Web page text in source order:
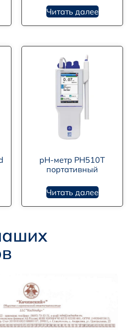
Читать далее
рН-метр PH510T
портативный
Читать далее